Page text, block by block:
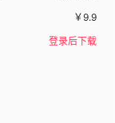
￥9.9
登录后下载